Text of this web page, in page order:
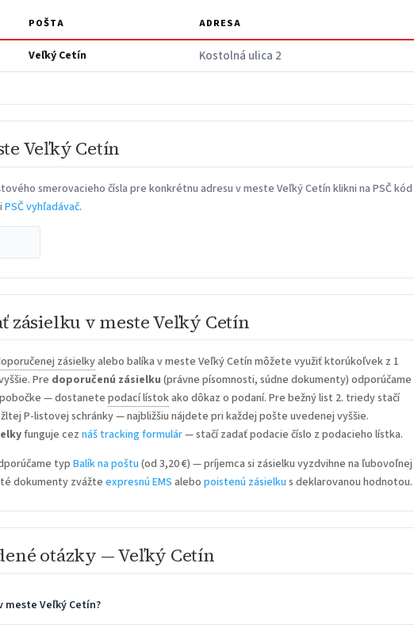
POŠTA ADRESA
Veľký Cetín Kostolná ulica 2
Veľký Cetín
smerovacieho čísla pre konkrétnu adresu v meste Veľký Cetín klikni na PSČ kód
PSČ vyhľadávač.
zásielku v meste Veľký Cetín
zásielkyalebo balíka v meste Veľký Cetín môžete využiť ktorúkoľvek z 1
Pre doporučenú zásielku (právne písomnosti, súdne dokumenty) odporúčame
— dostanetepodací lístokako dôkaz o podaní. Pre bežný list 2. triedy stačí
P-listovej schránky — najbližšiu nájdete pri každej pošte uvedenej vyššie.
funguje ceznáš tracking formulár— stačí zadať podacie číslo z podacieho lístka.
typBalík na poštu (od 3,20 €) — príjemca si zásielku vyzdvihne na ľubovoľnej
dokumenty zvážteexpresnú EMS alebopoistenú zásielku s deklarovanou hodnotou.
otázky — Veľký Cetín
meste Veľký Cetín?